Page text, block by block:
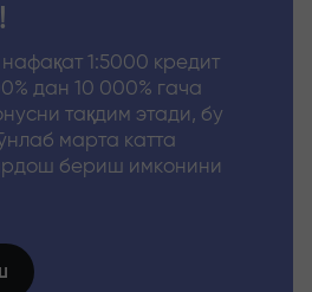
1:5000 кредит
дан 10 000% гача
тақдим этади, бу
марта катта
бериш имконини